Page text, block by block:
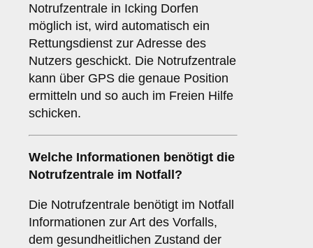
Notrufzentrale in Icking Dorfen
möglich ist, wird automatisch ein
Rettungsdienst zur Adresse des
Nutzers geschickt. Die Notrufzentrale
kann über GPS die genaue Position
ermitteln und so auch im Freien Hilfe
schicken.
Welche Informationen benötigt die
Notrufzentrale im Notfall?
Die Notrufzentrale benötigt im Notfall
Informationen zur Art des Vorfalls,
dem gesundheitlichen Zustand der